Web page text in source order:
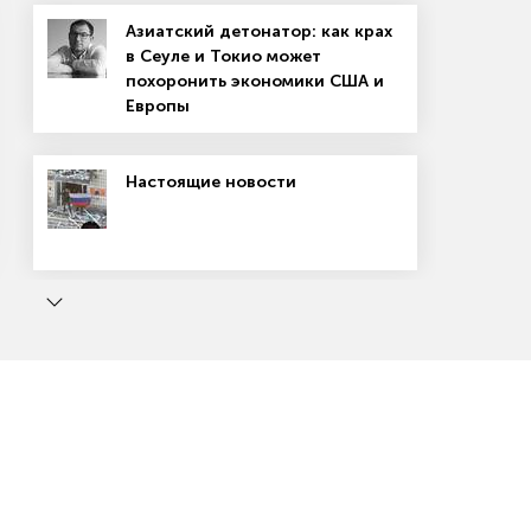
Азиатский детонатор: как крах
в Сеуле и Токио может
похоронить экономики США и
Европы
Настоящие новости